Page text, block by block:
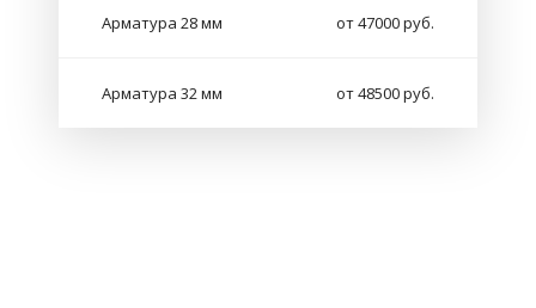
Арматура 28 мм от 47000 руб.
Арматура 32 мм от 48500 руб.